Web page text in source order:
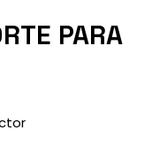
PARA